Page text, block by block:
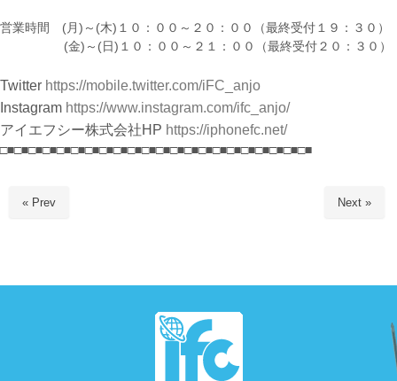
営業時間 (月)～(木)１０：００～２０：００（最終受付１９：３０）
(金)～(日)１０：００～２１：００（最終受付２０：３０）
Twitter https://mobile.twitter.com/iFC_anjo
Instagram https://www.instagram.com/ifc_anjo/
アイエフシー株式会社HP https://iphonefc.net/
□■□■□■□■□■□■□■□■□■□■□■□■□■□■□■□■□■□■□■□■□■□■
« Prev Next »